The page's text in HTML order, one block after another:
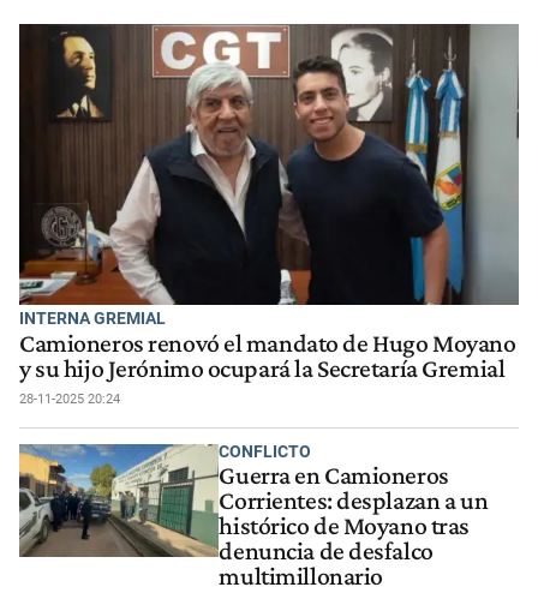
INTERNA GREMIAL
Camioneros renovó el mandato de Hugo Moyano
y su hijo Jerónimo ocupará la Secretaría Gremial
28-11-2025 20:24
CONFLICTO
Guerra en Camioneros
Corrientes: desplazan a un
histórico de Moyano tras
denuncia de desfalco
multimillonario